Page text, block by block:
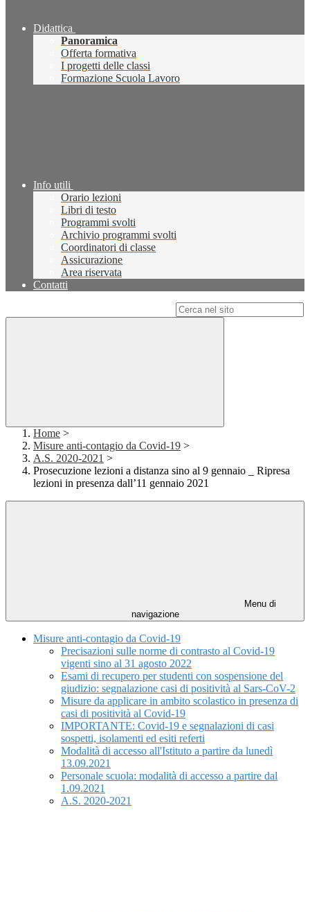
Didattica
Panoramica
Offerta formativa
I progetti delle classi
Formazione Scuola Lavoro
Info utili
Orario lezioni
Libri di testo
Programmi svolti
Archivio programmi svolti
Coordinatori di classe
Assicurazione
Area riservata
Contatti
Home >
Misure anti-contagio da Covid-19 >
A.S. 2020-2021 >
Prosecuzione lezioni a distanza sino al 9 gennaio _ Ripresa
lezioni in presenza dall’11 gennaio 2021
Menu di
navigazione
Misure anti-contagio da Covid-19
Precisazioni sulle norme di contrasto al Covid-19
vigenti sino al 31 agosto 2022
Esami di recupero per studenti con sospensione del
giudizio: segnalazione casi di positività al Sars-CoV-2
Misure da applicare in ambito scolastico in presenza di
casi di positività al Covid-19
IMPORTANTE: Covid-19 e segnalazioni di casi
sospetti, isolamenti ed esiti referti
Modalità di accesso all'Istituto a partire da lunedì
13.09.2021
Personale scuola: modalità di accesso a partire dal
1.09.2021
A.S. 2020-2021